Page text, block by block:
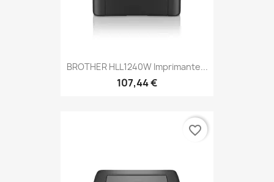
BROTHER HLL1240W Imprimante...
107,44 €
favorite_border